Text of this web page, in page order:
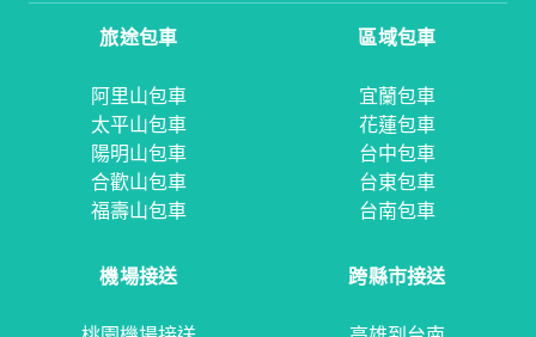
旅途包車
阿里山包車
太平山包車
陽明山包車
合歡山包車
福壽山包車
區域包車
宜蘭包車
花蓮包車
台中包車
台東包車
台南包車
機場接送 跨縣市接送